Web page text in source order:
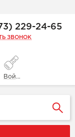
229-24-65
ЗВОНОК
Войти